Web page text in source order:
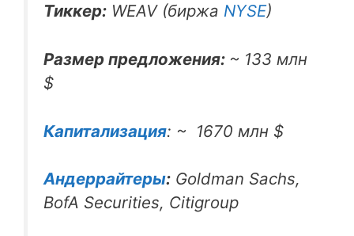
Тиккер: WEAV (биржа NYSE)
Размер предложения: ~ 133 млн
$
Капитализация: ~ 1670 млн $
Андеррайтеры: Goldman Sachs,
BofA Securities, Citigroup